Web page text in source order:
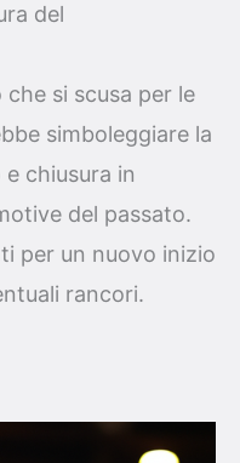
del
si scusa per le
simboleggiare la
chiusura in
del passato.
per un nuovo inizio
rancori.